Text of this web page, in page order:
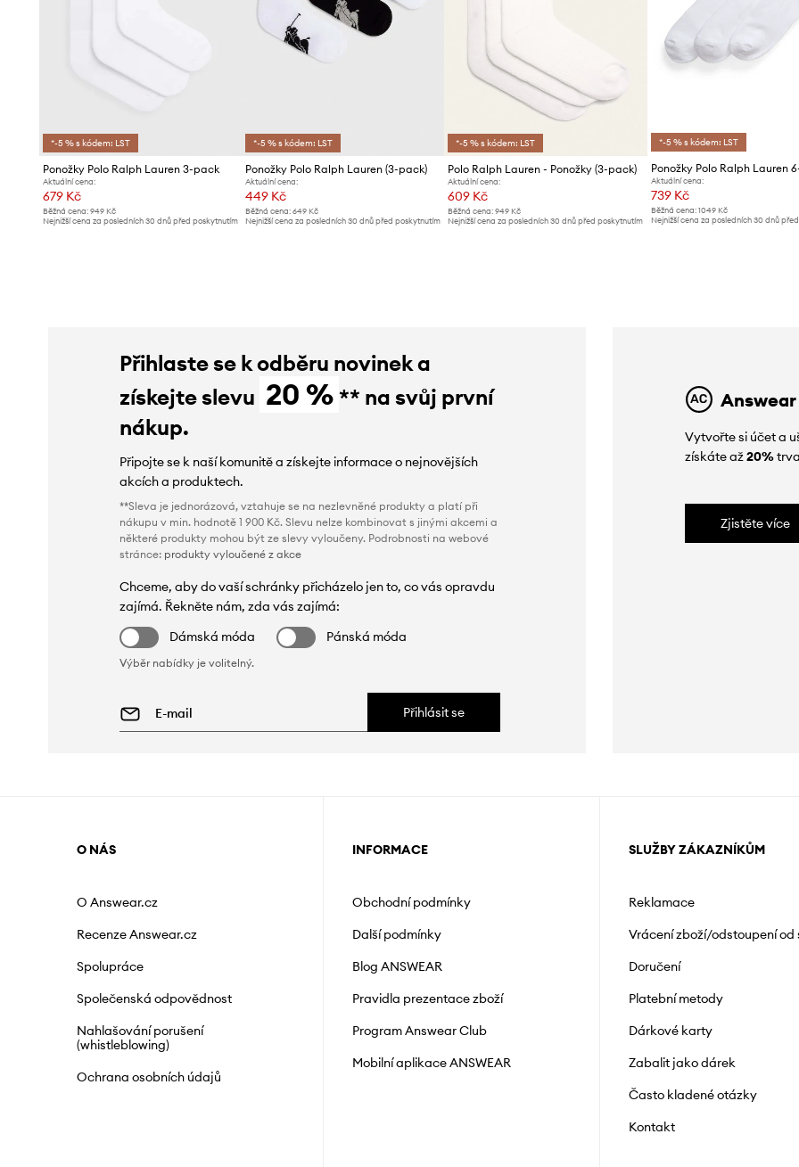
*-5 % s kódem: LST
Ponožky Polo Ralph Lauren 3-pack
Aktuální cena:
679 Kč
Běžná cena: 949 Kč
Nejnižší cena za posledních 30 dnů před poskytnutím
*-5 % s kódem: LST
Ponožky Polo Ralph Lauren (3-pack)
Aktuální cena:
449 Kč
Běžná cena:649 Kč
Nejnižší cena za posledních 30 dnů před poskytnutím
*-5 % s kódem: LST
Polo Ralph Lauren - Ponožky (3-pack)
Aktuální cena:
609 Kč
Běžná cena: 949 Kč
Nejnižší cena za posledních 30 dnů před poskytnutím
*-5 % s kódem: LST
Ponožky Polo Ralph Lauren
Aktuální cena:
739 Kč
Běžná cena: 1049 Kč
Nejnižší cena za posledních 30 dnů
Přihlaste se k odběru novinek a
získejte slevu 20 % ** na svůj první
nákup.
Připojte se k naší komunitě a získejte informace o nejnovějších
akcích a produktech.
**Sleva je jednorázová, vztahuje se na nezlevněné produkty a platí při
nákupu v min. hodnotě 1 900 Kč. Slevu nelze kombinovat s jinými akcemi a
některé produkty mohou být ze slevy vyloučeny. Podrobnosti na webové
stránce: produkty vyloučené z akce
Chceme, aby do vaší schránky přicházelo jen to, co vás opravdu
zajímá. Řekněte nám, zda vás zajímá:
Dámská móda
Pánská móda
Výběr nabídky je volitelný.
Přihlásit se
Vytvořte si účet a
získáte až20%
Zjistěte více
O NÁS
O Answear.cz
Recenze Answear.cz
Spolupráce
Společenská odpovědnost
Nahlašování porušení
(whistleblowing)
Ochrana osobních údajů
INFORMACE
Obchodní podmínky
Další podmínky
Blog ANSWEAR
Pravidla prezentace zboží
Program Answear Club
Mobilní aplikace ANSWEAR
SLUŽBY ZÁKAZNÍKŮM
Reklamace
Vrácení zboží/odstoupení od
Doručení
Platební metody
Dárkové karty
Zabalit jako dárek
Často kladené otázky
Kontakt